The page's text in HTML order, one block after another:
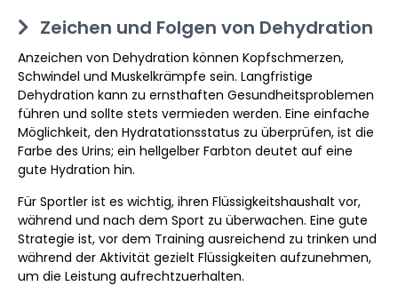
Zeichen und Folgen von Dehydration
Anzeichen von Dehydration können Kopfschmerzen,
Schwindel und Muskelkrämpfe sein. Langfristige
Dehydration kann zu ernsthaften Gesundheitsproblemen
führen und sollte stets vermieden werden. Eine einfache
Möglichkeit, den Hydratationsstatus zu überprüfen, ist die
Farbe des Urins; ein hellgelber Farbton deutet auf eine
gute Hydration hin.
Für Sportler ist es wichtig, ihren Flüssigkeitshaushalt vor,
während und nach dem Sport zu überwachen. Eine gute
Strategie ist, vor dem Training ausreichend zu trinken und
während der Aktivität gezielt Flüssigkeiten aufzunehmen,
um die Leistung aufrechtzuerhalten.